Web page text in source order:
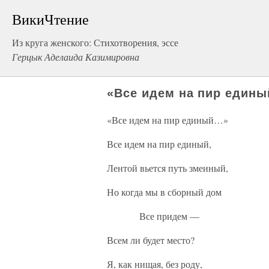
ВикиЧтение
Из круга женского: Стихотворения, эссе
Герцык Аделаида Казимировна
«Все идем на пир
«Все идем на пир единый…»
Все идем на пир единый,
Лентой вьется путь змеиный,
Но когда мы в сборный дом
Все придем —
Всем ли будет место?
Я, как нищая, без роду,